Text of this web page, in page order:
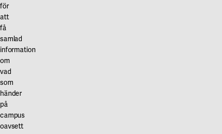
för
att
få
samlad
information
om
vad
som
händer
på
campus
oavsett